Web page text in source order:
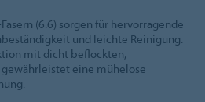
(6.6) sorgen für hervorragende
und leichte Reinigung.
mit dicht beflockten,
eine mühelose